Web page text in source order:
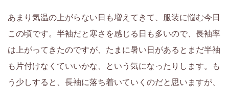
あまり気温の上がらない日も増えてきて、服装に悩む今日
この頃です。半袖だと寒さを感じる日も多いので、長袖率
は上がってきたのですが、たまに暑い日があるとまだ半袖
も片付けなくていいかな、という気になったりします。も
う少しすると、長袖に落ち着いていくのだと思いますが、